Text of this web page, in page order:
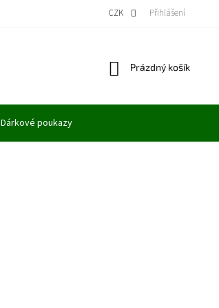
VÝKUP MODELŮ
CZK Přihlášení
Nákupní
Prázdný košík
Dárkové poukazy